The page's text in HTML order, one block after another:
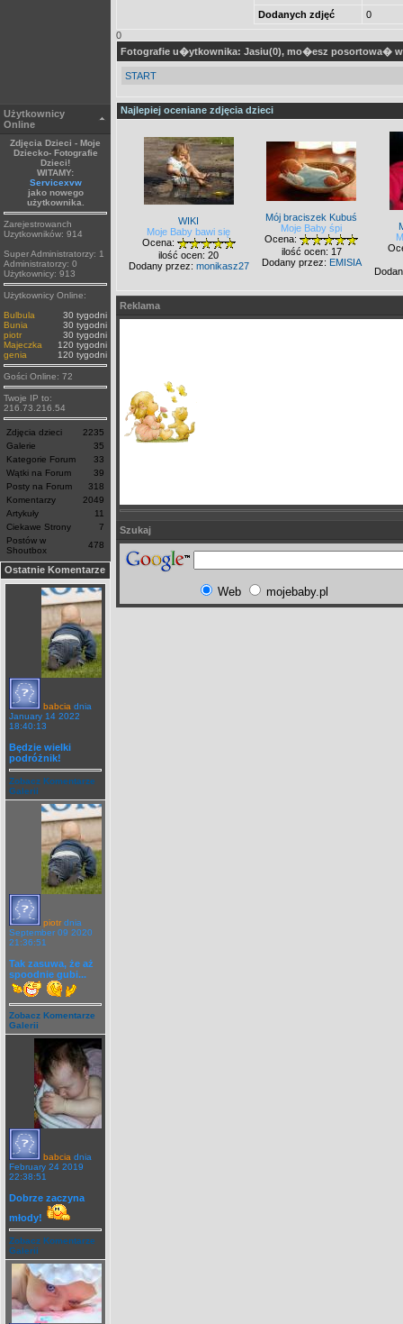
Użytkownicy
Online
Zdjęcia Dzieci - Moje
Dziecko- Fotografie
Dzieci!
WITAMY:
Servicexvw
jako nowego
użytkownika.
Zarejestrowanch
Uzytkowników: 914
Super Administratorzy: 1
Administratorzy: 0
Użytkownicy: 913
Użytkownicy Online:
Bulbula
30 tygodni
Bunia
30 tygodni
piotr
30 tygodni
Majeczka
120 tygodni
genia
120 tygodni
Gości Online: 72
Twoje IP to:
216.73.216.54
Zdjęcia dzieci
2235
Galerie
35
Kategorie Forum
33
Wątki na Forum
39
Posty na Forum
318
Komentarzy
2049
Artykuły
11
Ciekawe Strony
7
Postów w
Shoutbox
478
Ostatnie Komentarze
babcia dnia
January 14 2022
18:40:13
Będzie wielki
podróżnik!
Zobacz Komentarze
Galerii
piotr dnia
September 09 2020
21:36:51
Tak zasuwa, że aż
spoodnie gubi...
Zobacz Komentarze
Galerii
babcia dnia
February 24 2019
22:38:51
Dobrze zaczyna
młody!
Zobacz Komentarze
Galerii
Dodanych zdjęć
0
0
Fotografie u�ytkownika: Jasiu(0), mo�esz posortowa�
START
Najlepiej oceniane zdjęcia dzieci
WIKI
Moje Baby bawi się
Ocena:
ilość ocen: 20
Dodany przez: monikasz27
Mój braciszek Kubuś
Moje Baby śpi
Ocena:
ilość ocen: 17
Dodany przez: EMISIA
Reklama
Szukaj
Web mojebaby.pl